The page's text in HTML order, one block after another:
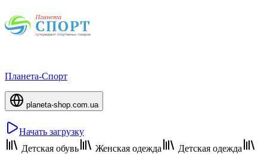
Планета-Спорт
planeta-shop.com.ua
Начать загрузку
Детская обувь
Женская одежда
Детская одежда